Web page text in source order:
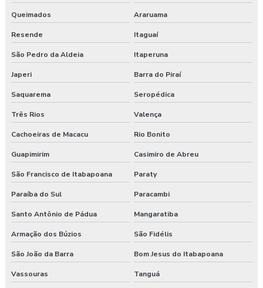
Consultoria saúde e segurança do trabalho
Consultoria segurança do trabalho
Consultoria segurança do trabalho curitiba
Consultoria segurança do trabalho guarapuava
Consultoria e segurança no trabalho
Curso esocial para segurança do trabalho
Curso de nr 17
Curso segurança do trabalho
Empresa de consultoria em saúde e segurança do trabalho
Empresa de consultoria segurança do trabalho
Queimados Araruama
Resende Itaguaí
São Pedro da Aldeia Itaperuna
Japeri Barra do Piraí
Saquarema Seropédica
Três Rios Valença
Cachoeiras de Macacu Rio Bonito
Guapimirim Casimiro de Abreu
São Francisco de Itabapoana Paraty
Paraíba do Sul Paracambi
Santo Antônio de Pádua Mangaratiba
Armação dos Búzios São Fidélis
São João da Barra Bom Jesus do Itabapoana
Vassouras Tanguá